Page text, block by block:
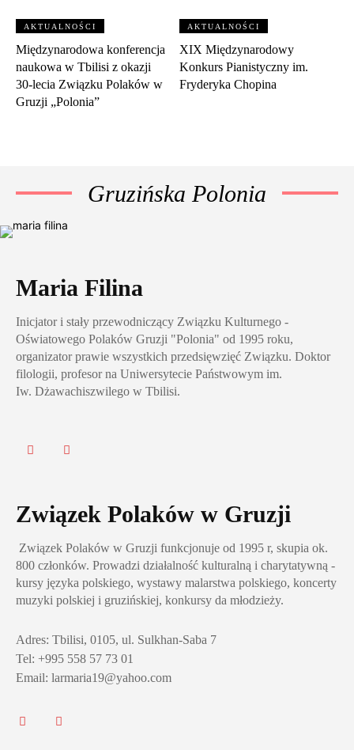
AKTUALNOŚCI
Międzynarodowa konferencja
naukowa w Tbilisi z okazji
30‑lecia Związku Polaków w
Gruzji „Polonia”
AKTUALNOŚCI
XIX Międzynarodowy
Konkurs Pianistyczny im.
Fryderyka Chopina
Gruzińska Polonia
Maria Filina
Inicjator i stały przewodniczący Związku Kulturnego -
Oświatowego Polaków Gruzji "Polonia" od 1995 roku,
organizator prawie wszystkich przedsięwzięć Związku. Doktor
filologii, profesor na Uniwersytecie Państwowym im.
Iw. Dżawachiszwilego w Tbilisi.
Związek Polaków w Gruzji
Związek Polaków w Gruzji funkcjonuje od 1995 r, skupia ok.
800 członków. Prowadzi działalność kulturalną i charytatywną -
kursy języka polskiego, wystawy malarstwa polskiego, koncerty
muzyki polskiej i gruzińskiej, konkursy da młodzieży.
Adres: Tbilisi, 0105, ul. Sulkhan-Saba 7
Tel: +995 558 57 73 01
Email: larmaria19@yahoo.com